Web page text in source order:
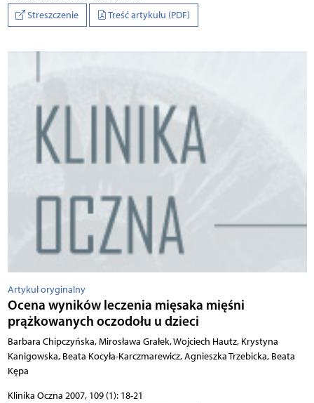
Streszczenie
Treść artykułu (PDF)
Artykuł oryginalny
Ocena wyników leczenia mięsaka mięśni
prążkowanych oczodołu u dzieci
Barbara Chipczyńska, Mirosława Grałek, Wojciech Hautz, Krystyna
Kanigowska, Beata Kocyła-Karczmarewicz, Agnieszka Trzebicka, Beata
Kępa
Klinika Oczna 2007, 109 (1): 18-21